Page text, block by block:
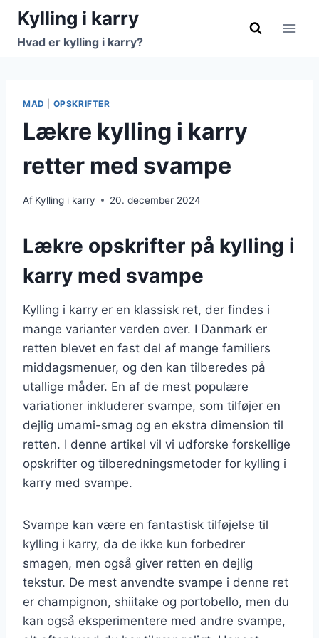
Fortsæt
indhold
Kylling i karry
Hvad er kylling i karry?
MAD OPSKRIFTER
Lækre kylling i karry
retter med svampe
Af Kylling i karry 20. december 2024
Lækre opskrifter på kylling i
karry med svampe
Kylling i karry er en klassisk ret, der findes i
mange varianter verden over. I Danmark er
retten blevet en fast del af mange familiers
middagsmenuer, og den kan tilberedes på
utallige måder. En af de mest populære
variationer inkluderer svampe, som tilføjer en
dejlig umami-smag og en ekstra dimension til
retten. I denne artikel vil vi udforske forskellige
opskrifter og tilberedningsmetoder for kylling i
karry med svampe.
Svampe kan være en fantastisk tilføjelse til
kylling i karry, da de ikke kun forbedrer
smagen, men også giver retten en dejlig
tekstur. De mest anvendte svampe i denne ret
er champignon, shiitake og portobello, men du
kan også eksperimentere med andre svampe,